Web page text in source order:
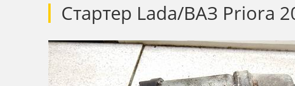
Стартер Lada/ВАЗ Priora